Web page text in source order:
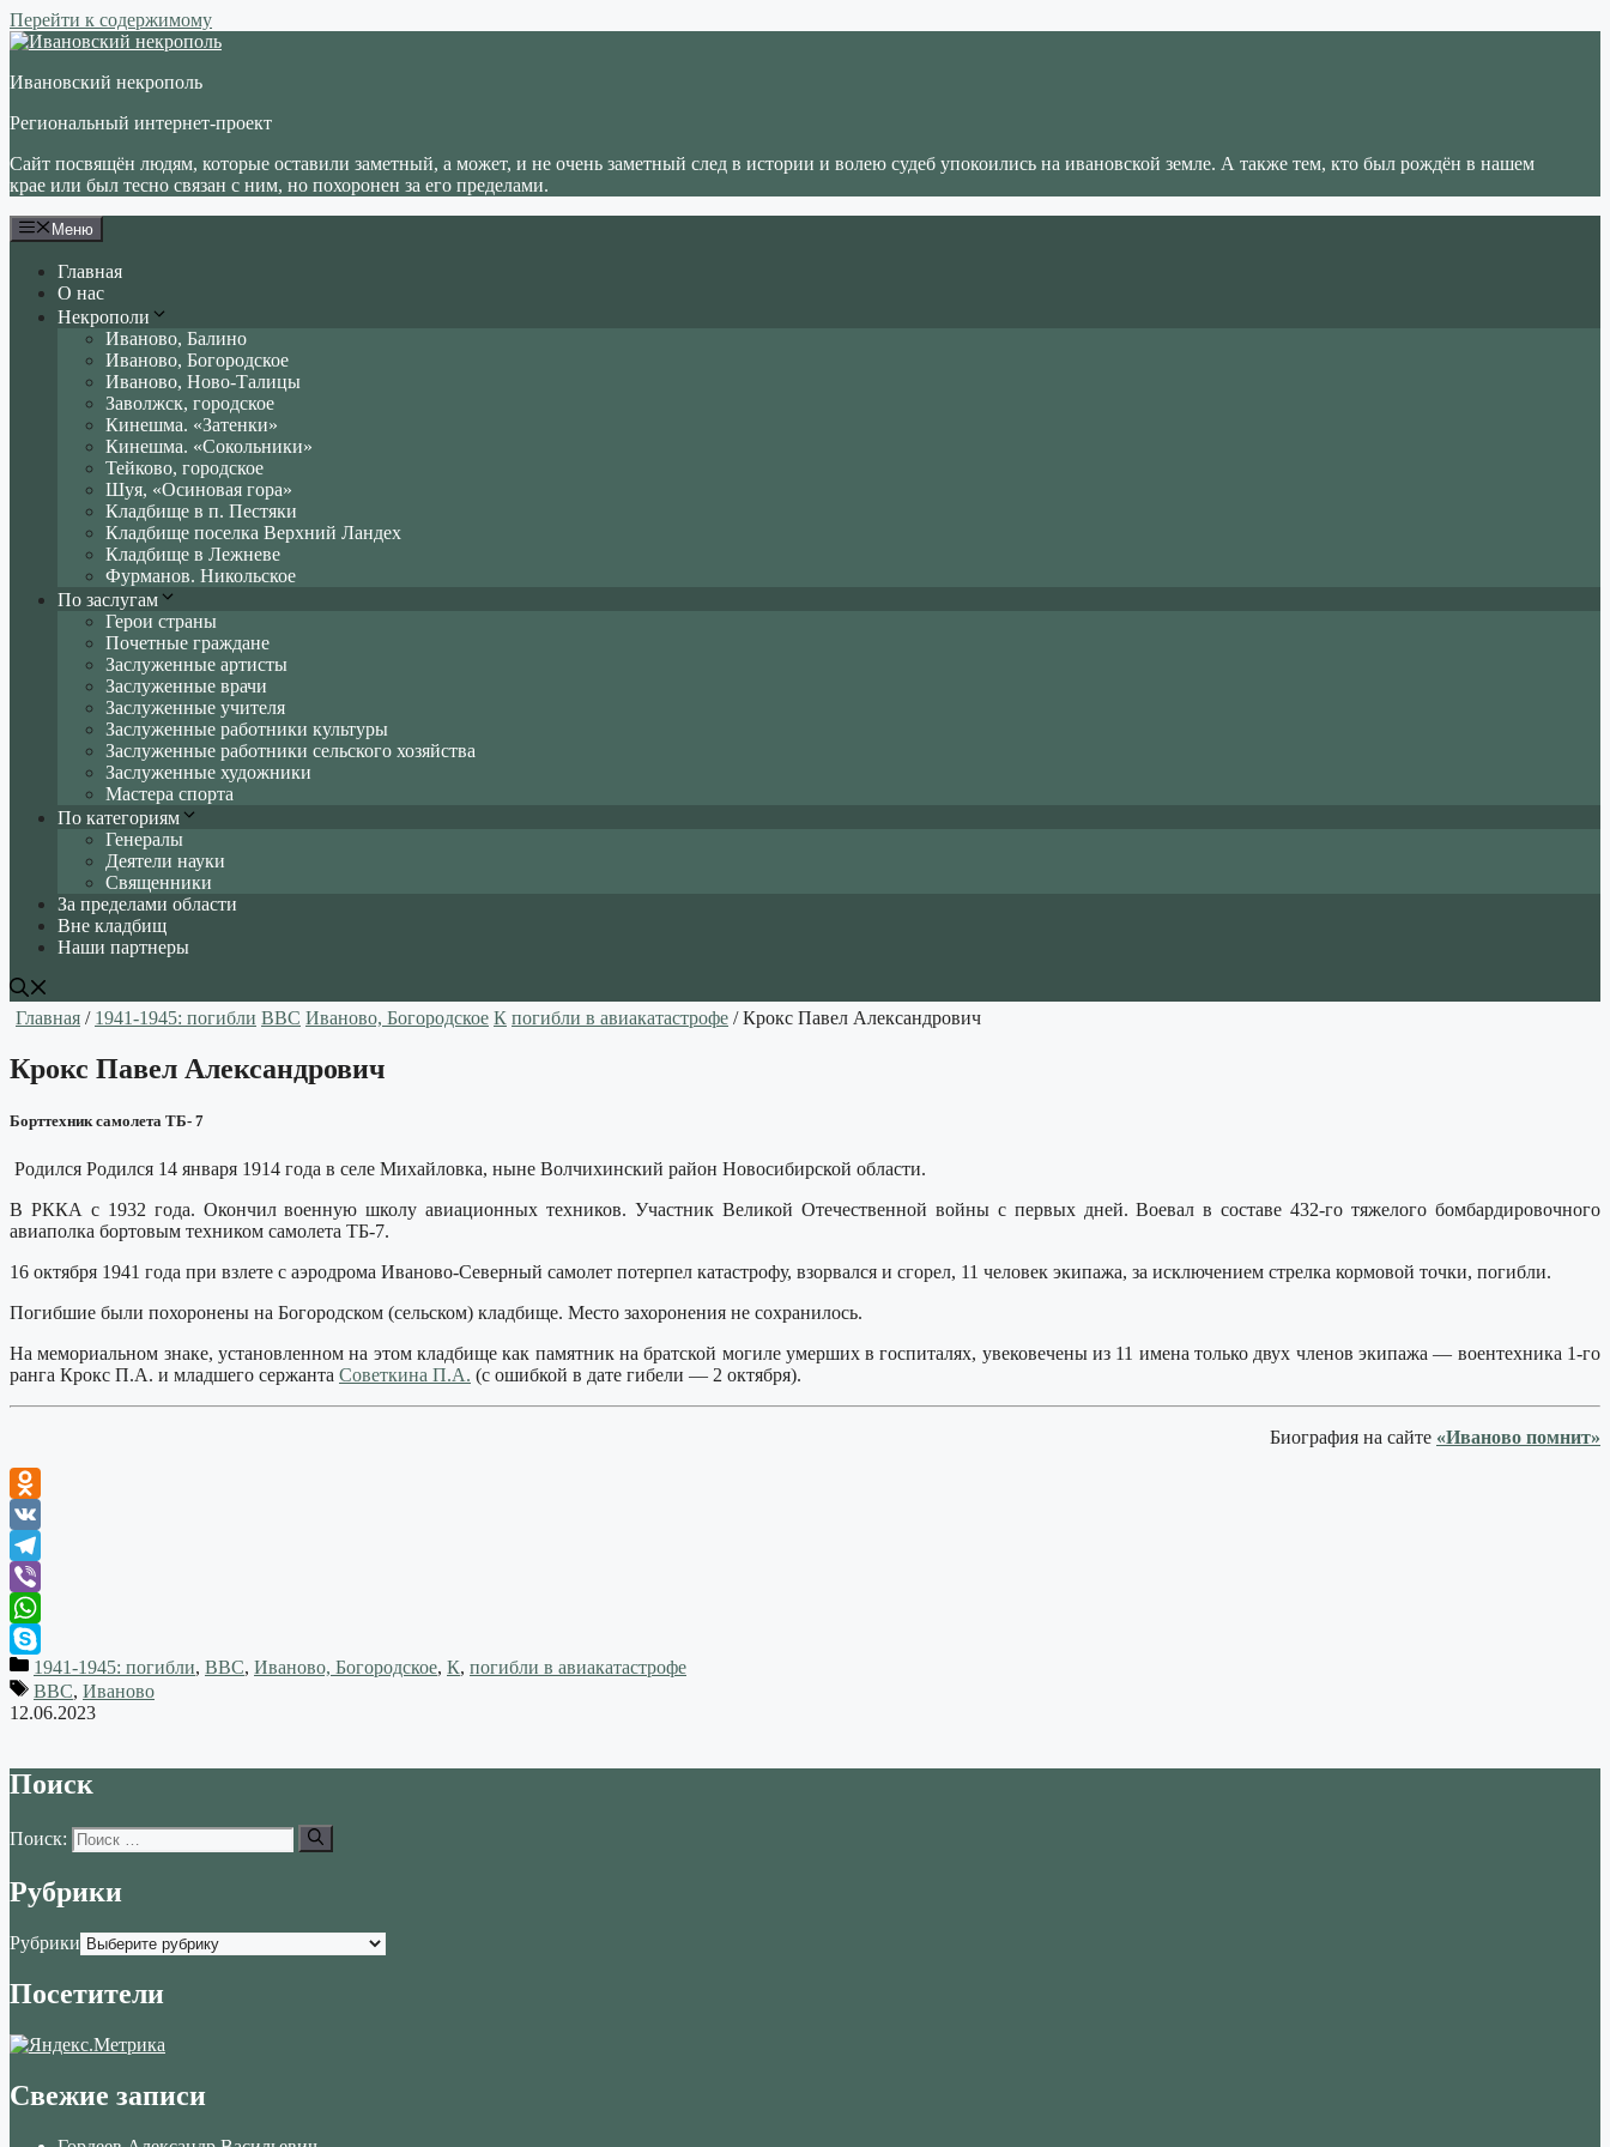
Перейти к содержимому
Ивановский некрополь
Региональный интернет-проект
Сайт посвящён людям, которые оставили заметный, а может, и не очень заметный след в истории и волею судеб упокоились на ивановской земле. А также тем, кто был рождён в нашем
крае или был тесно связан с ним, но похоронен за его пределами.
Меню
Главная
О нас
Некрополи
Иваново, Балино
Иваново, Богородское
Иваново, Ново-Талицы
Заволжск, городское
Кинешма. «Затенки»
Кинешма. «Сокольники»
Тейково, городское
Шуя, «Осиновая гора»
Кладбище в п. Пестяки
Кладбище поселка Верхний Ландех
Кладбище в Лежневе
Фурманов. Никольское
По заслугам
Герои страны
Почетные граждане
Заслуженные артисты
Заслуженные врачи
Заслуженные учителя
Заслуженные работники культуры
Заслуженные работники сельского хозяйства
Заслуженные художники
Мастера спорта
По категориям
Генералы
Деятели науки
Священники
За пределами области
Вне кладбищ
Наши партнеры
Главная / 1941-1945: погибли ВВС Иваново, Богородское К погибли в авиакатастрофе / Крокс Павел Александрович
Крокс Павел Александрович
Борттехник самолета ТБ- 7
Родился Родился 14 января 1914 года в селе Михайловка, ныне Волчихинский район Новосибирской области.
В РККА с 1932 года. Окончил военную школу авиационных техников. Участник Великой Отечественной войны с первых дней. Воевал в составе 432-го тяжелого бомбардировочного
авиаполка бортовым техником самолета ТБ-7.
16 октября 1941 года при взлете с аэродрома Иваново-Северный самолет потерпел катастрофу, взорвался и сгорел, 11 человек экипажа, за исключением стрелка кормовой точки, погибли.
Погибшие были похоронены на Богородском (сельском) кладбище. Место захоронения не сохранилось.
На мемориальном знаке, установленном на этом кладбище как памятник на братской могиле умерших в госпиталях, увековечены из 11 имена только двух членов экипажа — воентехника 1-го
ранга Крокс П.А. и младшего сержанта Советкина П.А. (с ошибкой в дате гибели — 2 октября).
Биография на сайте «Иваново помнит»
Odnoklassniki
VK
Telegram
Viber
WhatsApp
Skype1941-1945: погибли, ВВС, Иваново, Богородское, К, погибли в авиакатастрофе
ВВС, Иваново
12.06.2023
Поиск
Поиск:
Рубрики
Рубрики
Посетители
Свежие записи